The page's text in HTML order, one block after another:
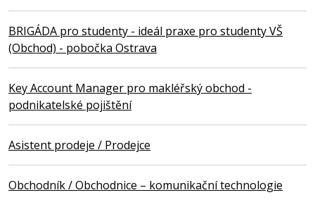
BRIGÁDA pro studenty - ideál praxe pro studenty VŠ
(Obchod) - pobočka Ostrava
Key Account Manager pro makléřský obchod -
podnikatelské pojištění
Asistent prodeje / Prodejce
Obchodník / Obchodnice – komunikační technologie